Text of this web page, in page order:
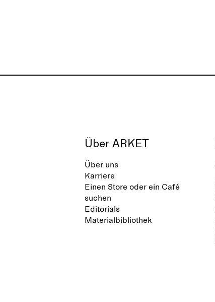
Über ARKET
Über uns
Karriere
Einen Store oder ein Café
suchen
Editorials
Materialbibliothek